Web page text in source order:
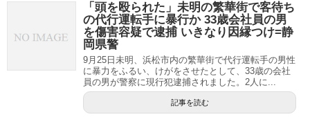
「頭を殴られた」未明の繁華街で客待ち
の代行運転手に暴行か 33歳会社員の男
を傷害容疑で逮捕 いきなり因縁つけ=静
岡県警
9月25日未明、浜松市内の繁華街で代行運転手の男性
に暴力をふるい、けがをさせたとして、33歳の会社
員の男が警察に現行犯逮捕されました。2人に...
記事を読む